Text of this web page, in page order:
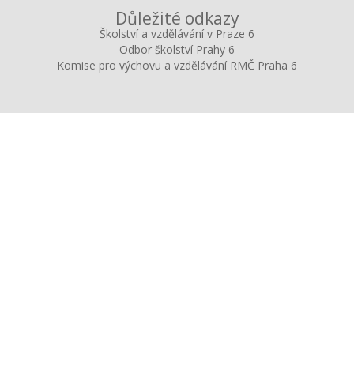
Důležité odkazy
Školství a vzdělávání v Praze 6
Odbor školství Prahy 6
Komise pro výchovu a vzdělávání RMČ Praha 6